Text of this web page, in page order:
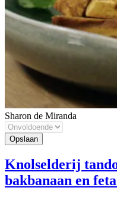
Sharon de Miranda
Knolselderij
bakbanaan en